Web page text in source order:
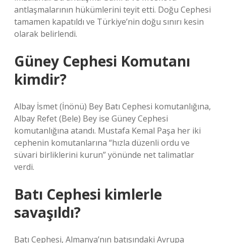
antlaşmalarının hükümlerini teyit etti. Doğu Cephesi
tamamen kapatıldı ve Türkiye’nin doğu sınırı kesin
olarak belirlendi.
Güney Cephesi Komutanı
kimdir?
Albay İsmet (İnönü) Bey Batı Cephesi komutanlığına,
Albay Refet (Bele) Bey ise Güney Cephesi
komutanlığına atandı. Mustafa Kemal Paşa her iki
cephenin komutanlarına “hızla düzenli ordu ve
süvari birliklerini kurun” yönünde net talimatlar
verdi.
Batı Cephesi kimlerle
savaşıldı?
Batı Cephesi, Almanya’nın batısındaki Avrupa